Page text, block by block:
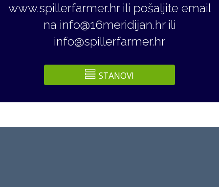
www.spillerfarmer.hr ili pošaljite email
na info@16meridijan.hr ili
info@spillerfarmer.hr
STANOVI